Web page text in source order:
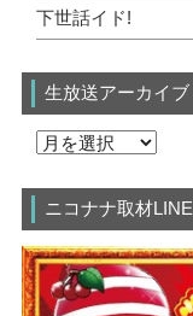
下世話イド!
生放送アーカイブ
ニコナナ取材LINE